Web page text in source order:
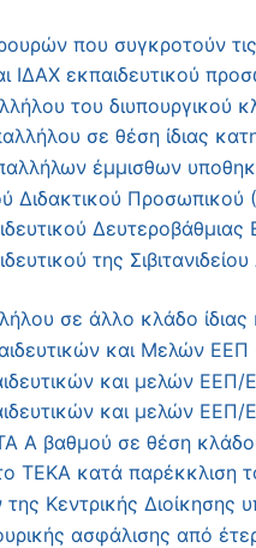
που συγκροτούν
ΙΔΑΧ εκπαιδευτικού
του διυπουργικού
σε θέση ίδιας
έμμισθων
Διδακτικού
της
σε άλλο κλάδο ίδιας
και Μελών
και μελών ΕΕΠ/
και μελών
Α βαθμού σε θέση
ΤΕΚΑ κατά παρέκκλιση
Κεντρικής Διοίκησης
ασφάλισης από